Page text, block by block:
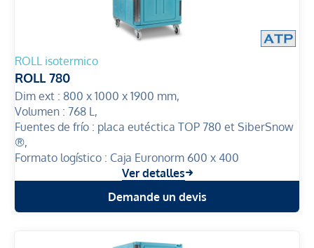
ROLL isotermico
ROLL 780
Dim ext : 800 x 1000 x 1900 mm,
Volumen : 768 L,
Fuentes de frío : placa eutéctica TOP 780 et SiberSnow
®,
Formato logístico : Caja Euronorm 600 x 400
Ver detalles
Demande un devis